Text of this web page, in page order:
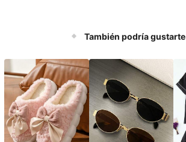
También podría gustarte